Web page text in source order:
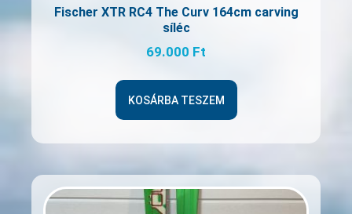
Fischer XTR RC4 The Curv 164cm carving
síléc
69.000 Ft
KOSÁRBA TESZEM